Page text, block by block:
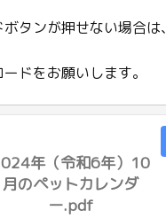
タンが押せない場合は、
ドをお願いします。
年（令和6年）10
月のペットカレンダ
ー.pdf